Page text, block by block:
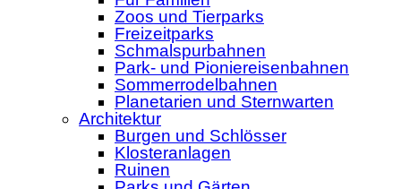
Zoos und Tierparks
Freizeitparks
Schmalspurbahnen
Park- und Pioniereisenbahnen
Sommerrodelbahnen
Planetarien und Sternwarten
Architektur
Burgen und Schlösser
Klosteranlagen
Ruinen